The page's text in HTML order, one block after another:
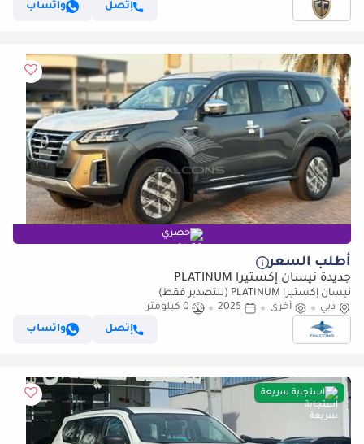
إتصل واتساب
حصري
أطلب السعر
جديدة نيسان إكستيرا PLATINUM
نيسان إكستيرا PLATINUM (للتصدير فقط)
دبي
أخرى 2025
0 كيلومتر
إتصل
واتساب
استجابة سريعة